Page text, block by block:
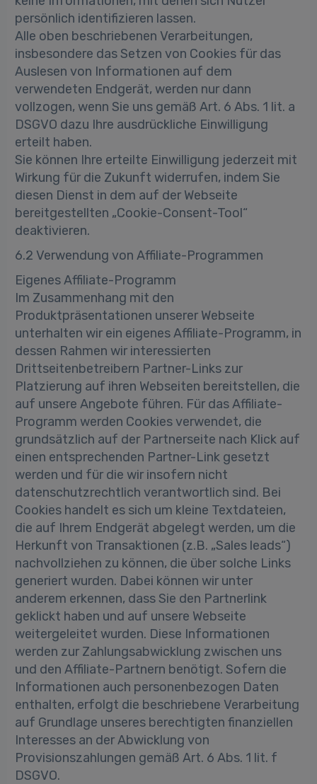
persönlich identifizieren lassen.
Alle oben beschriebenen Verarbeitungen,
insbesondere das Setzen von Cookies für das
Auslesen von Informationen auf dem
verwendeten Endgerät, werden nur dann
vollzogen, wenn Sie uns gemäß Art. 6 Abs. 1 lit. a
DSGVO dazu Ihre ausdrückliche Einwilligung
erteilt haben.
Sie können Ihre erteilte Einwilligung jederzeit mit
Wirkung für die Zukunft widerrufen, indem Sie
diesen Dienst in dem auf der Webseite
bereitgestellten „Cookie-Consent-Tool“
deaktivieren.
6.2 Verwendung von Affiliate-Programmen
Eigenes Affiliate-Programm
Im Zusammenhang mit den
Produktpräsentationen unserer Webseite
unterhalten wir ein eigenes Affiliate-Programm, in
dessen Rahmen wir interessierten
Drittseitenbetreibern Partner-Links zur
Platzierung auf ihren Webseiten bereitstellen, die
auf unsere Angebote führen. Für das Affiliate-
Programm werden Cookies verwendet, die
grundsätzlich auf der Partnerseite nach Klick auf
einen entsprechenden Partner-Link gesetzt
werden und für die wir insofern nicht
datenschutzrechtlich verantwortlich sind. Bei
Cookies handelt es sich um kleine Textdateien,
die auf Ihrem Endgerät abgelegt werden, um die
Herkunft von Transaktionen (z.B. „Sales leads“)
nachvollziehen zu können, die über solche Links
generiert wurden. Dabei können wir unter
anderem erkennen, dass Sie den Partnerlink
geklickt haben und auf unsere Webseite
weitergeleitet wurden. Diese Informationen
werden zur Zahlungsabwicklung zwischen uns
und den Affiliate-Partnern benötigt. Sofern die
Informationen auch personenbezogen Daten
enthalten, erfolgt die beschriebene Verarbeitung
auf Grundlage unseres berechtigten finanziellen
Interesses an der Abwicklung von
Provisionszahlungen gemäß Art. 6 Abs. 1 lit. f
DSGVO.